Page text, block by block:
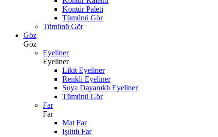
Kontür Paleti
Tümünü Gör
Tümünü Gör
Göz
Göz
Eyeliner
Eyeliner
Likit Eyeliner
Renkli Eyeliner
Suya Dayanıklı Eyeliner
Tümünü Gör
Far
Far
Mat Far
Işıltılı Far